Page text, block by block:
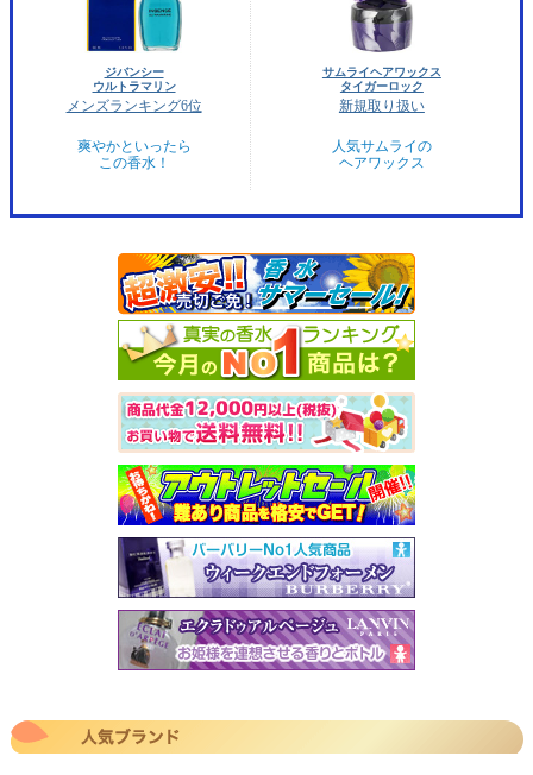
ジバンシー
ウルトラマリン
メンズランキング6位
爽やかといったら
この香水！
サムライヘアワックス
タイガーロック
新規取り扱い
人気サムライの
ヘアワックス